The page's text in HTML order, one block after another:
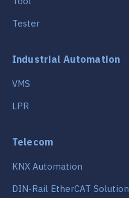
Tester
Industrial Automation
VMS
LPR
Telecom
KNX Automation
DIN-Rail EtherCAT Solution